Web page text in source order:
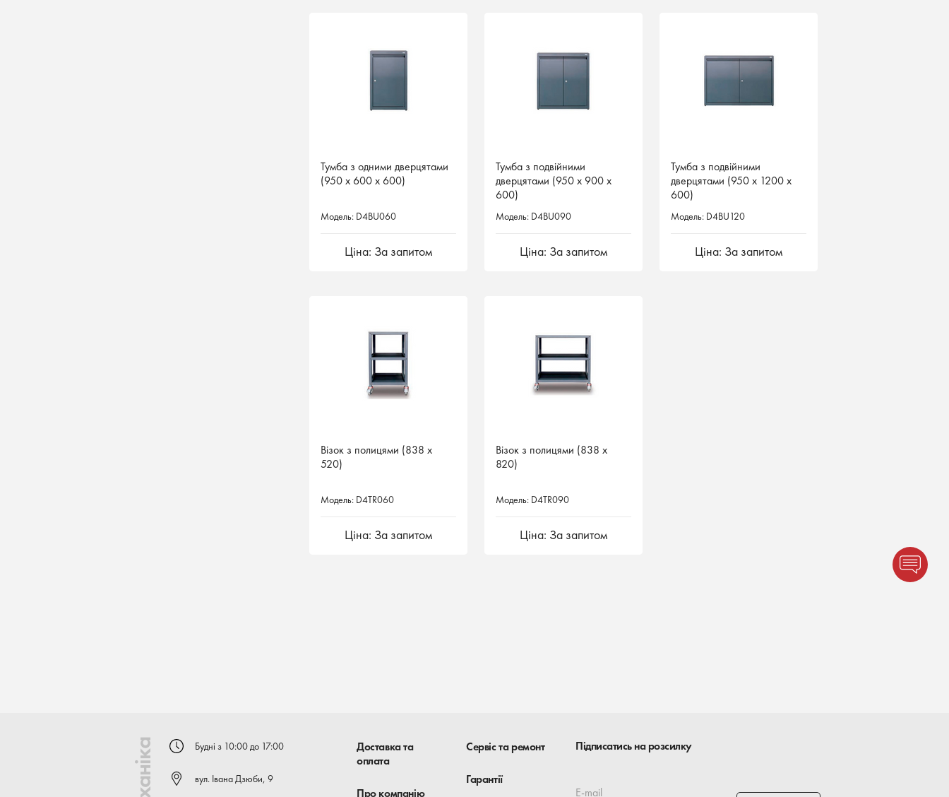
Тумба з одними дверцятами
(950 х 600 х 600)
Модель: D4BU060
Ціна: За запитом
Тумба з одними дверцятами
(950 х 600 х 600)
Модель: D4BU060
Ціна: За запитом
Тумба з подвійними
дверцятами (950 х 900 х
600)
Модель: D4BU090
Ціна: За запитом
Тумба з подвійними
дверцятами (950 х 900 х
600)
Модель: D4BU090
Ціна: За запитом
Тумба з подвійними
дверцятами (950 х 1200 х
600)
Модель: D4BU120
Ціна: За запитом
Тумба з подвійними
дверцятами (950 х 1200 х
600)
Модель: D4BU120
Ціна: За запитом
Візок з полицями (838 х
520)
Модель: D4TR060
Ціна: За запитом
Візок з полицями (838 х
520)
Модель: D4TR060
Ціна: За запитом
Візок з полицями (838 х
820)
Модель: D4TR090
Ціна: За запитом
Візок з полицями (838 х
820)
Модель: D4TR090
Ціна: За запитом
Будні з 10:00 до 17:00
вул. Івана Дзюби, 9
Доставка та
оплата
Про компанію
Сервіс та ремонт
Гарантії
Підписатись на розсилку
E-mail